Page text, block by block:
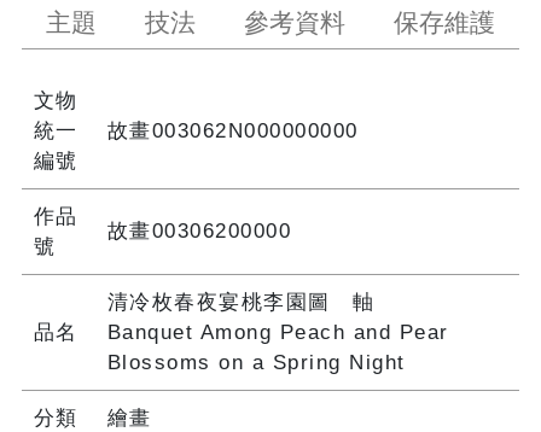
主題
技法 參考資料 保存維護
文物
統一
編號
故畫003062N000000000
作品
號
故畫00306200000
品名
清冷枚春夜宴桃李園圖 軸
Banquet Among Peach and Pear
Blossoms on a Spring Night
分類 繪畫